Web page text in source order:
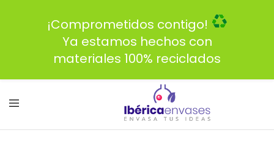
¡Comprometidos contigo!
Ya estamos hechos con
materiales 100% reciclados